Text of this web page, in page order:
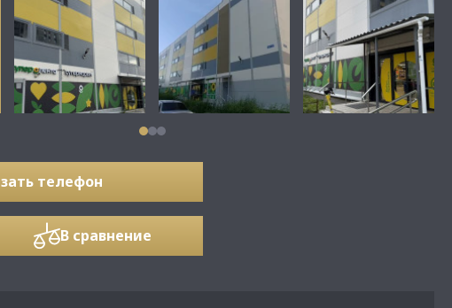
телефон
В сравнение